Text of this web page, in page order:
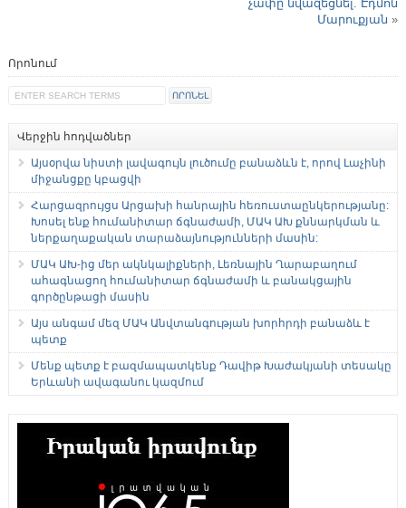
չափը նվազեցնել. Էդմոն
Մարուքյան »
Որոնում
Վերջին հոդվածներ
Այսօրվա նիստի լավագույն լուծումը բանաձևն է, որով Լաչինի
միջանցքը կբացվի
Հարցազրույցս Արցախի հանրային հեռուստաընկերությանը:
Խոսել ենք հումանիտար ճգնաժամի, ՄԱԿ ԱԽ քննարկման և
ներքաղաքական տարաձայնությունների մասին:
ՄԱԿ ԱԽ-ից մեր ակնկալիքների, Լեռնային Ղարաբաղում
ահագնացող հումանիտար ճգնաժամի և բանակցային
գործընթացի մասին
Այս անգամ մեզ ՄԱԿ Անվտանգության խորհրդի բանաձև է
պետք
Մենք պետք է բազմապատկենք Դավիթ Խաժակյանի տեսակը
Երևանի ավագանու կազմում